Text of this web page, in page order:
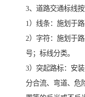
3、道路交通标线
1）线条：施划于
2）字符：施划于
号；标线分类。
3）突起路标：安
分合流、弯道、危